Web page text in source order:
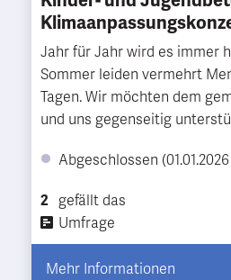
Jahr für Jahr wird es immer
Sommer leiden vermehrt
Tagen. Wir möchten dem
und uns gegenseitig
Abgeschlossen (01.01.2026
2
gefällt das
Umfrage
Mehr Informationen